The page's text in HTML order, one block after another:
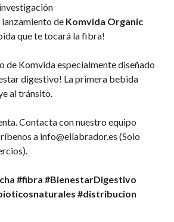
de Komvida Organic
que te tocará la fibra!
de Komvida especialmente diseñado
digestivo! La primera bebida
al tránsito.
Contacta con nuestro equipo
a info@ellabrador.es (Solo
#fibra #BienestarDigestivo
#distribucion